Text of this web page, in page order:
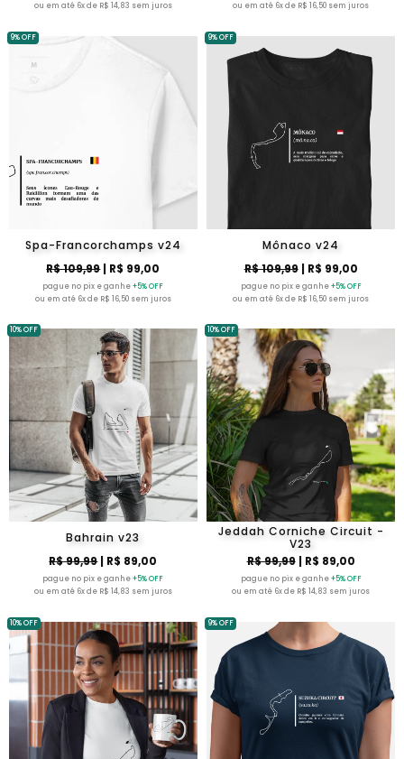
ou em até 6x de R$ 14,83 sem juros
ou em até 6x de R$ 16,50 sem juros
Spa-Francorchamps v24
R$ 109,99| R$ 99,00
pague no pix e ganhe+5% OFF
ou em até 6x de R$ 16,50 sem juros
9% OFF
Mônaco v24
R$ 109,99| R$ 99,00
pague no pix e ganhe+5% OFF
ou em até 6x de R$ 16,50 sem juros
9% OFF
Bahrain v23
R$ 99,99| R$ 89,00
pague no pix e ganhe+5% OFF
ou em até 6x de R$ 14,83 sem juros
10% OFF
Jeddah Corniche Circuit -
V23
R$ 99,99| R$ 89,00
pague no pix e ganhe+5% OFF
ou em até 6x de R$ 14,83 sem juros
10% OFF
10% OFF 9% OFF